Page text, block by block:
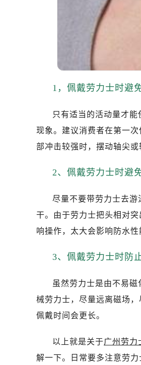
乌鲁木齐市
温州市鹿城
哈尔滨市道
大连市中山
佛山市禅城
无锡市梁溪
武汉市江汉
南宁市青秀
泉州市丰泽
长春市朝阳
贵阳市南明
石家庄市长
唐山市路南
台州市椒江
甘肃省兰州
重庆市解放
1，佩戴劳力士时避
只有适当的活动量才
现象。建议消费者在第一
部冲击较强时，摆动轴尖
2、佩戴劳力士时避
尽量不要带劳力士去
干。由于劳力士把头相对
响操作，太大会影响防水性
3、佩戴劳力士时防
虽然劳力士是由不易
械劳力士，尽量远离磁场
佩戴时间会更长。
以上就是关于广州劳力
解一下。日常要多注意劳